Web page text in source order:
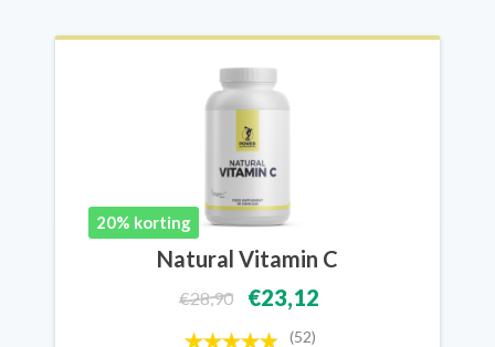
20% korting
Natural Vitamin C
€28,90 €23,12
(52)